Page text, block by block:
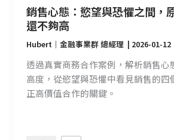
銷售心態：慾望與恐懼之間，
還不夠高
Hubert｜金融事業群 總經理 | 2026-01-12
透過真實商務合作案例，解析銷售心
高度，從慾望與恐懼中看見銷售的四
正高價值合作的關鍵。
原
來
己
站
得
還